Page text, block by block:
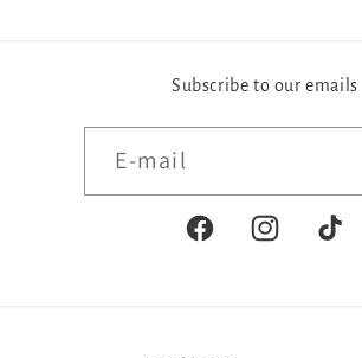
Subscribe to our emails
E‑mail
FacebookInstagramTikTok